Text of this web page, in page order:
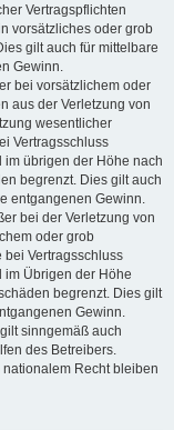
Vertragspflichten
vorsätzliches oder grob
gilt auch für mittelbare
Gewinn.
bei vorsätzlichem oder
aus der Verletzung von
wesentlicher
Vertragsschluss
übrigen der Höhe nach
begrenzt. Dies gilt auch
entgangenen Gewinn.
bei der Verletzung von
oder grob
bei Vertragsschluss
Übrigen der Höhe
begrenzt. Dies gilt
Gewinn.
sinngemäß auch
des Betreibers.
Recht bleiben